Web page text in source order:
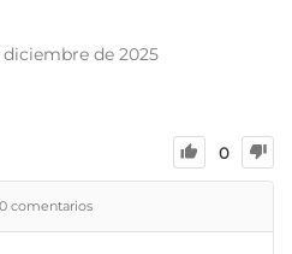
diciembre de 2025
0
0 comentarios